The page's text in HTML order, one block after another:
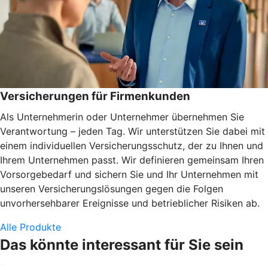
Versicherungen für Firmenkunden
Als Unternehmerin oder Unternehmer übernehmen Sie
Verantwortung – jeden Tag. Wir unterstützen Sie dabei mit
einem individuellen Versicherungsschutz, der zu Ihnen und
Ihrem Unternehmen passt. Wir definieren gemeinsam Ihren
Vorsorgebedarf und sichern Sie und Ihr Unternehmen mit
unseren Versicherungslösungen gegen die Folgen
unvorhersehbarer Ereignisse und betrieblicher Risiken ab.
Alle Produkte
Das könnte interessant für Sie sein